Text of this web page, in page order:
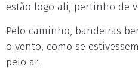
estão logo ali, pertinho de
Pelo caminho, bandeiras
o vento, como se
pelo ar.